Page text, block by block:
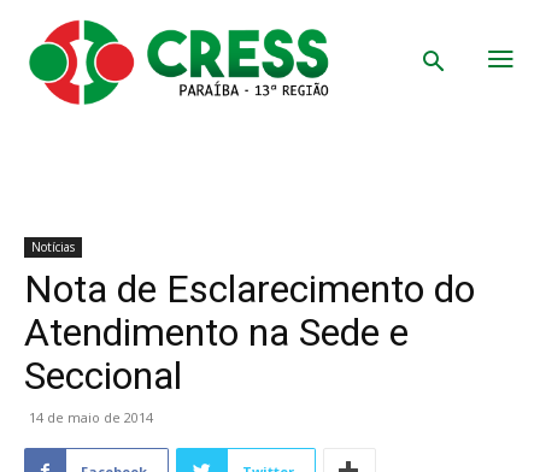
Notícias
Nota de Esclarecimento do
Atendimento na Sede e
Seccional
14 de maio de 2014